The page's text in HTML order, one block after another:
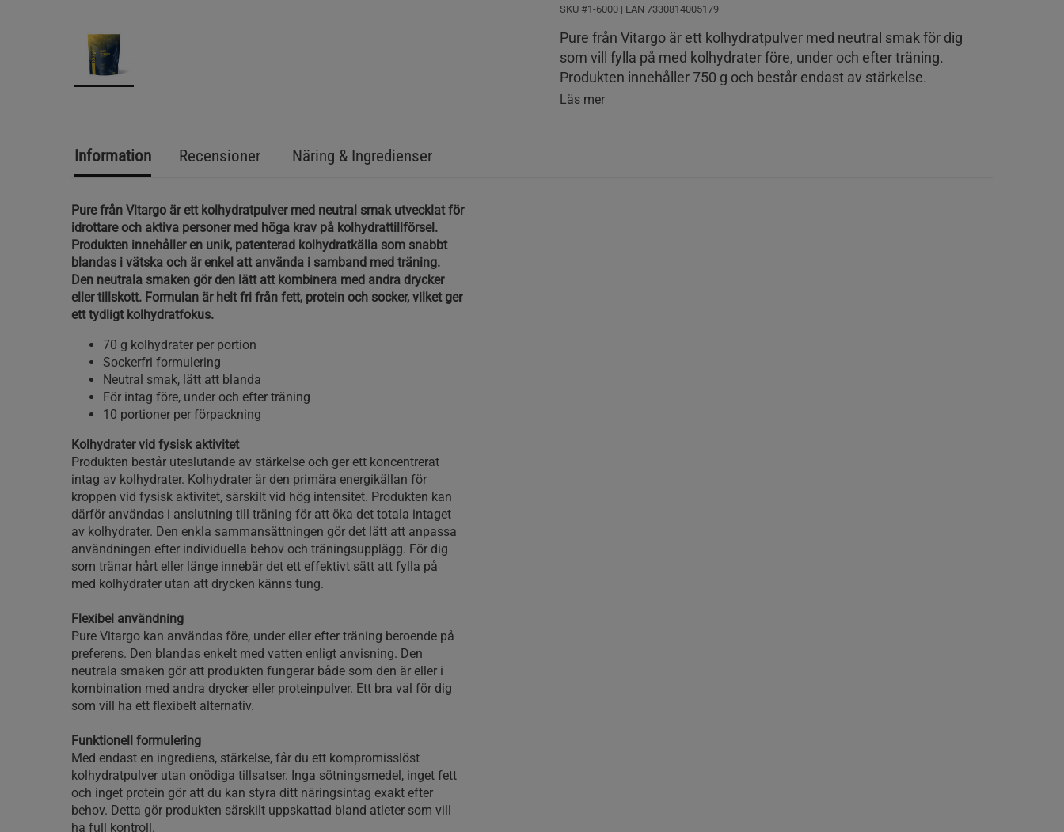
SKU #1-6000 | EAN 7330814005179
Pure från Vitargo är ett kolhydratpulver med neutral smak för dig
som vill fylla på med kolhydrater före, under och efter träning.
Produkten innehåller 750 g och består endast av stärkelse.
Läs mer
Information Recensioner Näring & Ingredienser
Pure från Vitargo är ett kolhydratpulver med neutral smak utvecklat för
idrottare och aktiva personer med höga krav på kolhydrattillförsel.
Produkten innehåller en unik, patenterad kolhydratkälla som snabbt
blandas i vätska och är enkel att använda i samband med träning.
Den neutrala smaken gör den lätt att kombinera med andra drycker
eller tillskott. Formulan är helt fri från fett, protein och socker, vilket ger
ett tydligt kolhydratfokus.
70 g kolhydrater per portion
Sockerfri formulering
Neutral smak, lätt att blanda
För intag före, under och efter träning
10 portioner per förpackning
Kolhydrater vid fysisk aktivitet
Produkten består uteslutande av stärkelse och ger ett koncentrerat
intag av kolhydrater. Kolhydrater är den primära energikällan för
kroppen vid fysisk aktivitet, särskilt vid hög intensitet. Produkten kan
därför användas i anslutning till träning för att öka det totala intaget
av kolhydrater. Den enkla sammansättningen gör det lätt att anpassa
användningen efter individuella behov och träningsupplägg. För dig
som tränar hårt eller länge innebär det ett effektivt sätt att fylla på
med kolhydrater utan att drycken känns tung.
Flexibel användning
Pure Vitargo kan användas före, under eller efter träning beroende på
preferens. Den blandas enkelt med vatten enligt anvisning. Den
neutrala smaken gör att produkten fungerar både som den är eller i
kombination med andra drycker eller proteinpulver. Ett bra val för dig
som vill ha ett flexibelt alternativ.
Funktionell formulering
Med endast en ingrediens, stärkelse, får du ett kompromisslöst
kolhydratpulver utan onödiga tillsatser. Inga sötningsmedel, inget fett
och inget protein gör att du kan styra ditt näringsintag exakt efter
behov. Detta gör produkten särskilt uppskattad bland atleter som vill
ha full kontroll.